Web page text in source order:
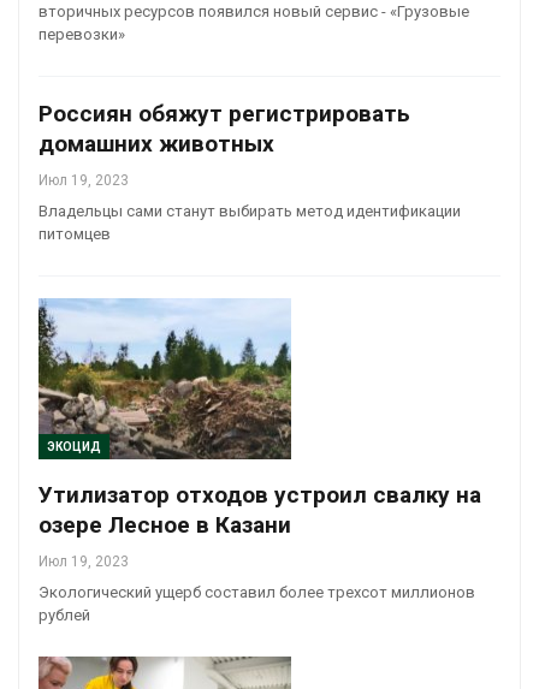
вторичных ресурсов появился новый сервис - «Грузовые
перевозки»
Россиян обяжут регистрировать
домашних животных
Июл 19, 2023
Владельцы сами станут выбирать метод идентификации
питомцев
ЭКОЦИД
Утилизатор отходов устроил свалку на
озере Лесное в Казани
Июл 19, 2023
Экологический ущерб составил более трехсот миллионов
рублей